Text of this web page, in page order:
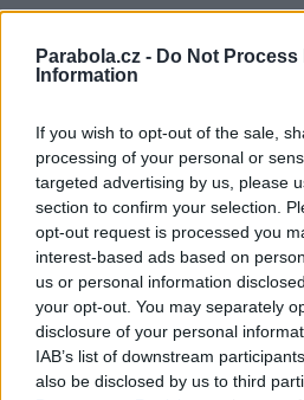
Parabola.cz - Do Not Process
Information
If you wish to opt-out of the sale,
processing of your personal or
targeted advertising by us, please
section to confirm your selection.
opt-out request is processed you
interest-based ads based on
us or personal information
your opt-out. You may separately
disclosure of your personal
IAB’s list of downstream
also be disclosed by us to third
Podzim 2020 na menších kanálech
Podzim na TV Prima: Sestřičky
Pracovní nabídky
06.08.2026 -Hledáme montážní
výzdoby (Slovenská republika,
06.08.2026 -Měřící technik - elektro
05.08.2026 -Zámečník / Mechanik
05.08.2026 -Manažer/ka pro
05.08.2026 - Technik kontroly (Plzeň
... další nabídky zaměstnání